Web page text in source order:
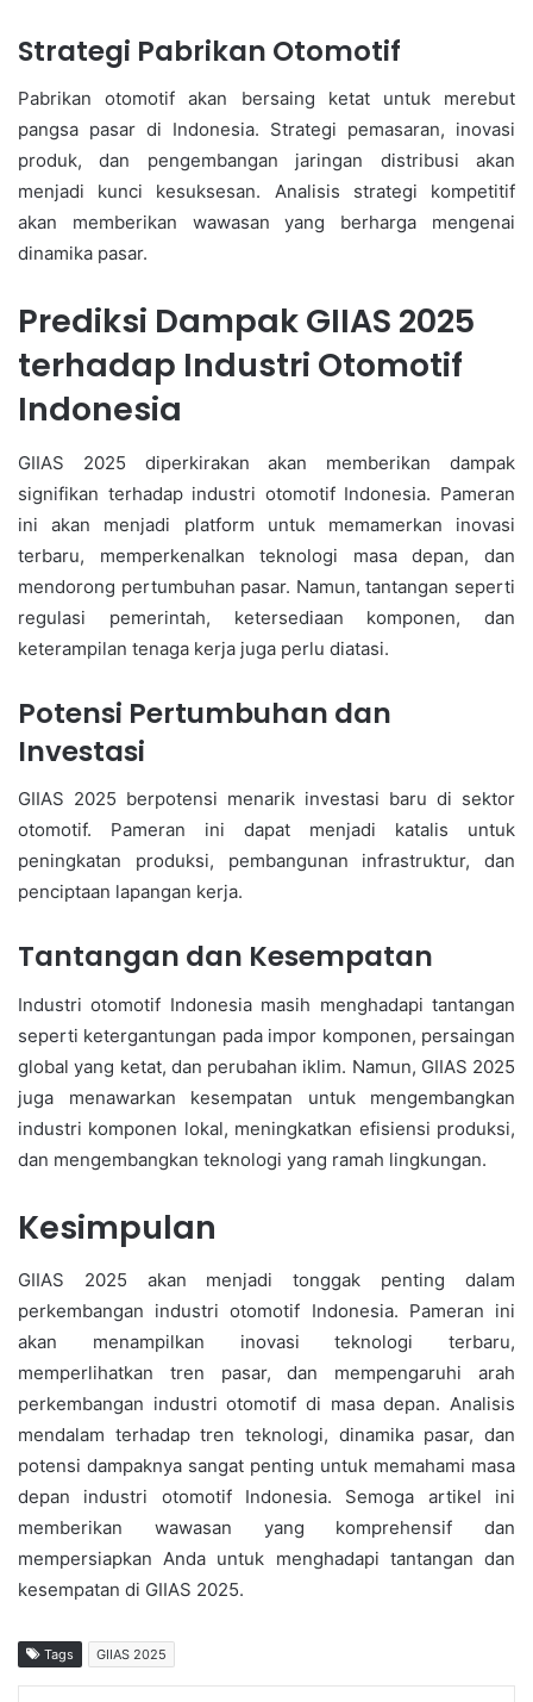
Strategi Pabrikan Otomotif
Pabrikan otomotif akan bersaing ketat untuk merebut
pangsa pasar di Indonesia. Strategi pemasaran, inovasi
produk, dan pengembangan jaringan distribusi akan
menjadi kunci kesuksesan. Analisis strategi kompetitif
akan memberikan wawasan yang berharga mengenai
dinamika pasar.
Prediksi Dampak GIIAS 2025
terhadap Industri Otomotif
Indonesia
GIIAS 2025 diperkirakan akan memberikan dampak
signifikan terhadap industri otomotif Indonesia. Pameran
ini akan menjadi platform untuk memamerkan inovasi
terbaru, memperkenalkan teknologi masa depan, dan
mendorong pertumbuhan pasar. Namun, tantangan seperti
regulasi pemerintah, ketersediaan komponen, dan
keterampilan tenaga kerja juga perlu diatasi.
Potensi Pertumbuhan dan
Investasi
GIIAS 2025 berpotensi menarik investasi baru di sektor
otomotif. Pameran ini dapat menjadi katalis untuk
peningkatan produksi, pembangunan infrastruktur, dan
penciptaan lapangan kerja.
Tantangan dan Kesempatan
Industri otomotif Indonesia masih menghadapi tantangan
seperti ketergantungan pada impor komponen, persaingan
global yang ketat, dan perubahan iklim. Namun, GIIAS 2025
juga menawarkan kesempatan untuk mengembangkan
industri komponen lokal, meningkatkan efisiensi produksi,
dan mengembangkan teknologi yang ramah lingkungan.
Kesimpulan
GIIAS 2025 akan menjadi tonggak penting dalam
perkembangan industri otomotif Indonesia. Pameran ini
akan menampilkan inovasi teknologi terbaru,
memperlihatkan tren pasar, dan mempengaruhi arah
perkembangan industri otomotif di masa depan. Analisis
mendalam terhadap tren teknologi, dinamika pasar, dan
potensi dampaknya sangat penting untuk memahami masa
depan industri otomotif Indonesia. Semoga artikel ini
memberikan wawasan yang komprehensif dan
mempersiapkan Anda untuk menghadapi tantangan dan
kesempatan di GIIAS 2025.
Tags GIIAS 2025